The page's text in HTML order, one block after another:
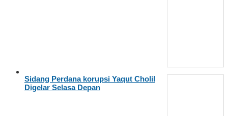
Sidang Perdana korupsi Yaqut Cholil
Digelar Selasa Depan